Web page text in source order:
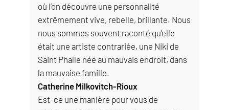
où l’on découvre une personnalité
extrêmement vive, rebelle, brillante. Nous
nous sommes souvent raconté qu’elle
était une artiste contrariée, une Niki de
Saint Phalle née au mauvais endroit, dans
la mauvaise famille.
Catherine Milkovitch-Rioux
Est-ce une manière pour vous de